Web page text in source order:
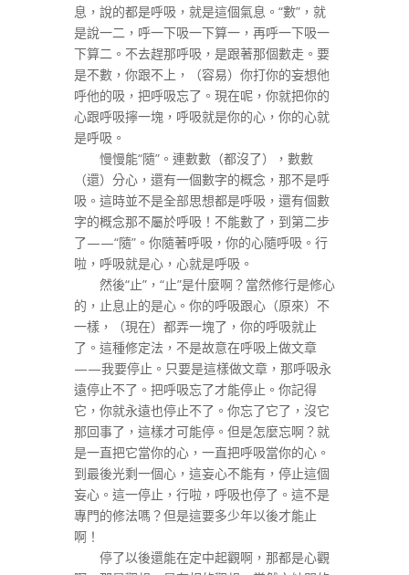
息，說的都是呼吸，就是這個氣息。“數”，就
是說一二，呼一下吸一下算一，再呼一下吸一
下算二。不去趕那呼吸，是跟著那個數走。要
是不數，你跟不上，（容易）你打你的妄想他
呼他的吸，把呼吸忘了。現在呢，你就把你的
心跟呼吸擰一塊，呼吸就是你的心，你的心就
是呼吸。
慢慢能“隨”。連數數（都沒了），數數
（還）分心，還有一個數字的概念，那不是呼
吸。這時並不是全部思想都是呼吸，還有個數
字的概念那不屬於呼吸！不能數了，到第二步
了——“隨”。你隨著呼吸，你的心隨呼吸。行
啦，呼吸就是心，心就是呼吸。
然後“止”，“止”是什麼啊？當然修行是修心
的，止息止的是心。你的呼吸跟心（原來）不
一樣，（現在）都弄一塊了，你的呼吸就止
了。這種修定法，不是故意在呼吸上做文章
——我要停止。只要是這樣做文章，那呼吸永
遠停止不了。把呼吸忘了才能停止。你記得
它，你就永遠也停止不了。你忘了它了，沒它
那回事了，這樣才可能停。但是怎麼忘啊？就
是一直把它當你的心，一直把呼吸當你的心。
到最後光剩一個心，這妄心不能有，停止這個
妄心。這一停止，行啦，呼吸也停了。這不是
專門的修法嗎？但是這要多少年以後才能止
啊！
停了以後還能在定中起觀啊，那都是心觀